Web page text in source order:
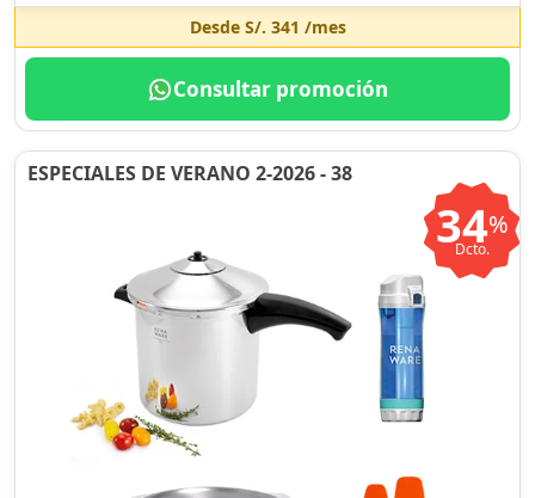
Desde S/. 341 /mes
Consultar promoción
ESPECIALES DE VERANO 2-2026 - 38
34%
Dcto.